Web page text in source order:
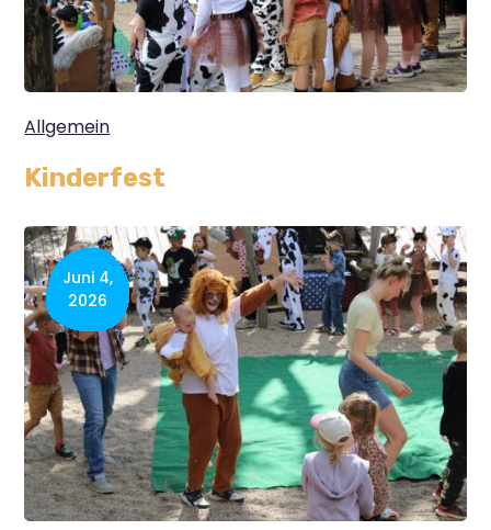
Kinderfest
Allgemein
Juni 4,
2026